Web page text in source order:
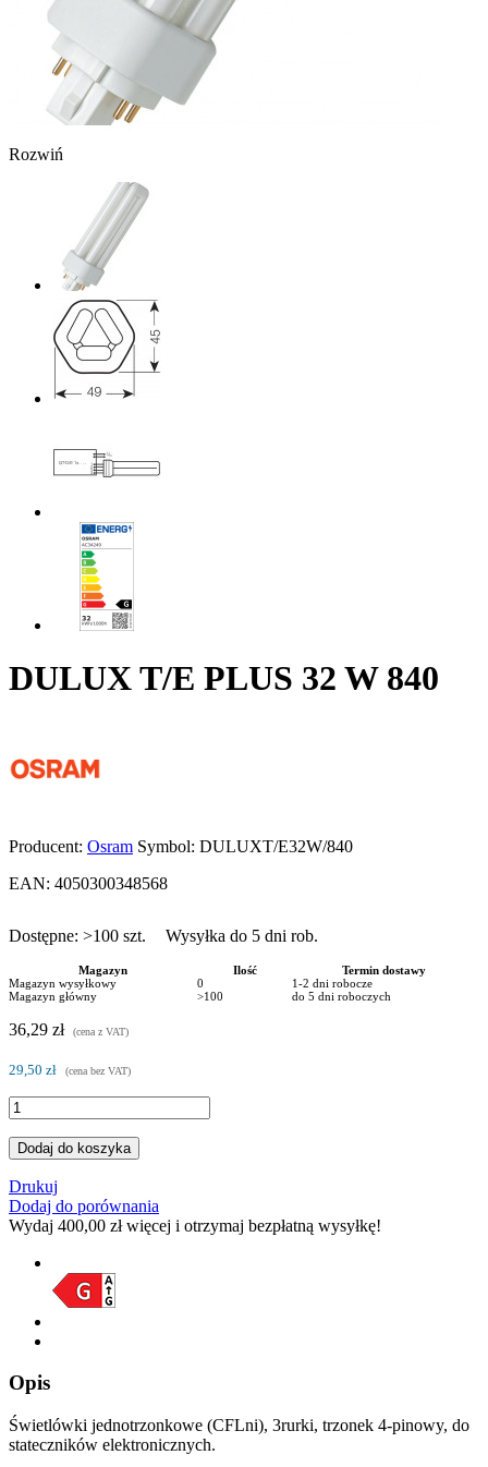
Rozwiń
DULUX T/E PLUS 32 W 840
Producent: Osram Symbol: DULUXT/E32W/840
EAN: 4050300348568
Dostępne: >100 szt. Wysyłka do 5 dni rob.
Magazyn Ilość
Termin dostawy
Magazyn wysyłkowy
0
1-2 dni robocze
Magazyn główny
>100 do 5 dni roboczych
36,29 zł (cena z VAT)
29,50 zł (cena bez VAT)
Dodaj do koszyka
Drukuj
Dodaj do porównania
Wydaj 400,00 złwięcej i otrzymaj bezpłatną wysyłkę!
Opis
Świetlówki jednotrzonkowe (CFLni), 3rurki, trzonek 4-pinowy, do
stateczników elektronicznych.